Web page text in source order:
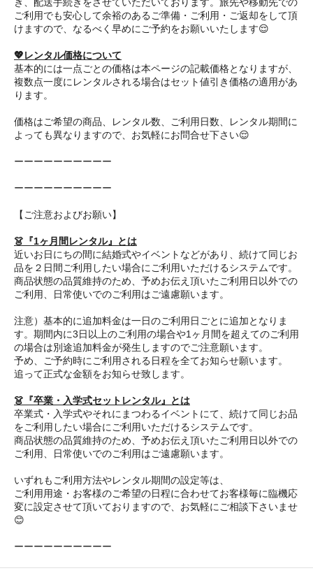
ご利用でも安心して余裕のあるご準備・ご利用・ご返却をして頂
けますので、なるべく早めにご予約をお願いいたします😌
💖レンタル価格について
基本的には一点ごとの価格は本ページの記載価格となりますが、
複数点一度にレンタルされる場合はセット値引き価格の適用があ
ります。
価格はご希望の商品、レンタル数、ご利用日数、レンタル期間に
よっても異なりますので、お気軽にお問合せ下さい😌
ーーーーーーーーーー
ーーーーーーーーーー
【ご注意およびお願い】
👗『1ヶ月間レンタル』とは
近いお日にちの間に結婚式やイベントなどがあり、続けて同じお
品を２日間ご利用したい場合にご利用いただけるシステムです。
商品状態の品質維持のため、予めお伝え頂いたご利用日以外での
ご利用、日常使いでのご利用はご遠慮願います。
注意）基本的に追加料金は一日のご利用日ごとに追加となりま
す。期間内に3日以上のご利用の場合や1ヶ月間を超えてのご利用
の場合は別途追加料金が発生しますのでご注意願います。
予め、ご予約時にご利用される日程を全てお知らせ願います。
追って正式な金額をお知らせ致します。
👗『卒業・入学式セットレンタル』とは
卒業式・入学式やそれにまつわるイベントにて、続けて同じお品
をご利用したい場合にご利用いただけるシステムです。
商品状態の品質維持のため、予めお伝え頂いたご利用日以外での
ご利用、日常使いでのご利用はご遠慮願います。
いずれもご利用方法やレンタル期間の設定等は、
ご利用用途・お客様のご希望の日程に合わせてお客様毎に臨機応
変に設定させて頂いておりますので、お気軽にご相談下さいませ
😊
ーーーーーーーーーー